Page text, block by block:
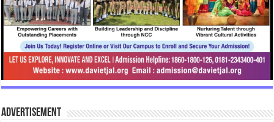
Advertisement